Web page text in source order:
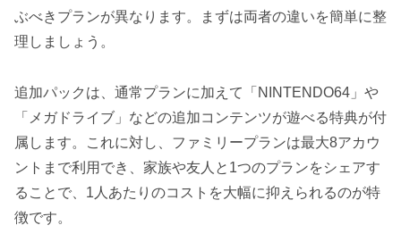
ぶべきプランが異なります。まずは両者の違いを簡単に整
理しましょう。
追加パックは、通常プランに加えて「NINTENDO64」や
「メガドライブ」などの追加コンテンツが遊べる特典が付
属します。これに対し、ファミリープランは最大8アカウ
ントまで利用でき、家族や友人と1つのプランをシェアす
ることで、1人あたりのコストを大幅に抑えられるのが特
徴です。